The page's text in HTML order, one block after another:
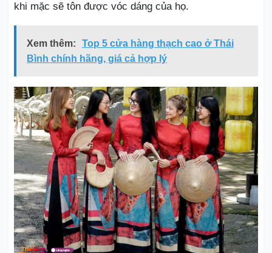
khi mặc sẽ tôn được vóc dáng của họ.
Xem thêm:
Top 5 cửa hàng thạch cao ở Thái
Bình chính hãng, giá cả hợp lý